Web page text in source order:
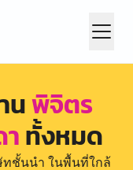
นพิจิตร
ทั้งหมด
ชั้นนำ ในพื้นที่ใกล้